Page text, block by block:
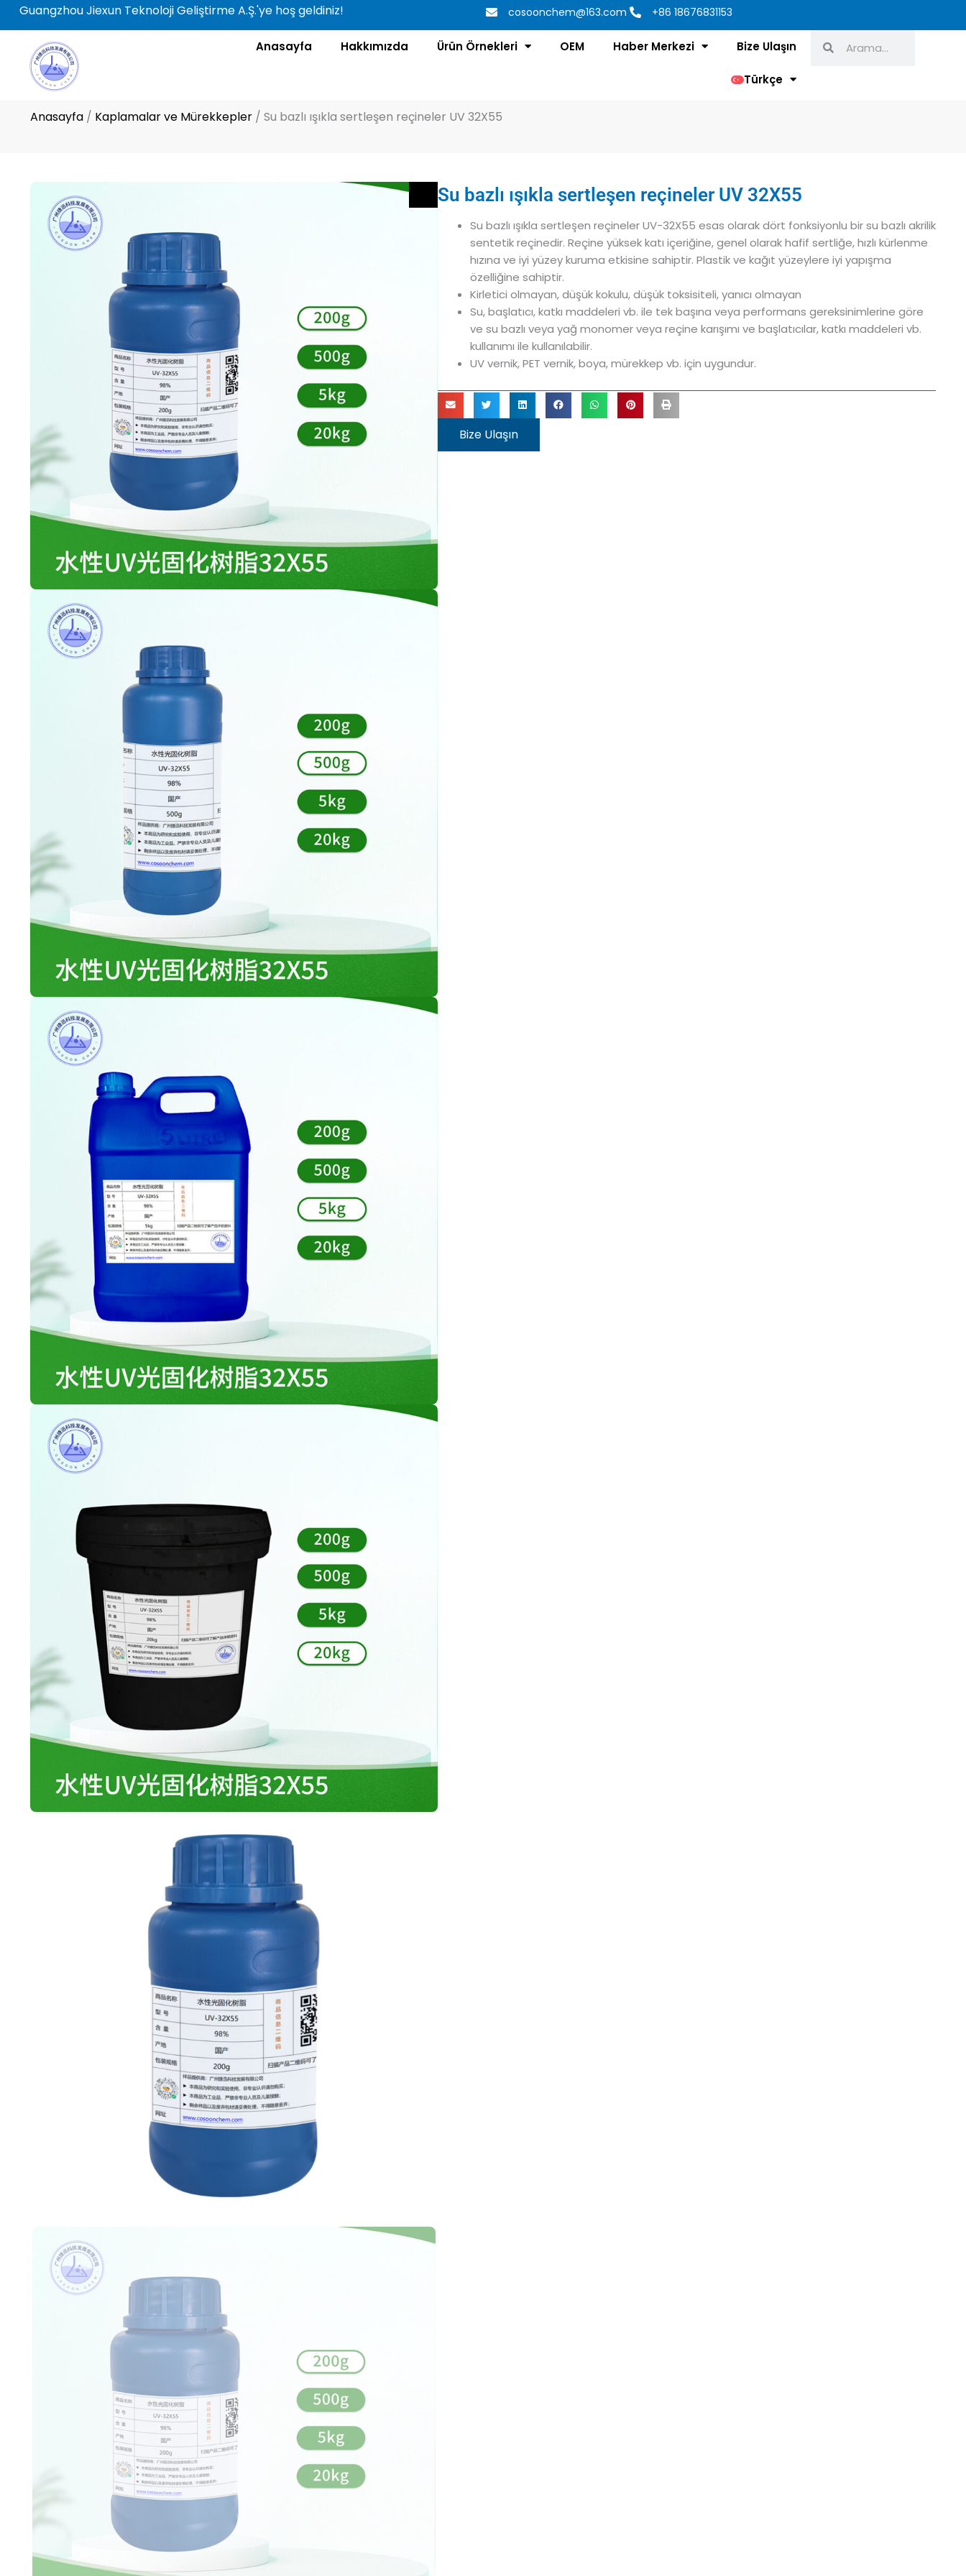
İçeriğeGuangzhou Jiexun Teknoloji Geliştirme A.Ş.'ye hoş geldiniz! cosoonchem@163.com +86 18676831153
Anasayfa Hakkımızda Ürün Örnekleri OEM Haber Merkezi Bize Ulaşın
Türkçe
Anasayfa / Kaplamalar ve Mürekkepler / Su bazlı ışıkla sertleşen reçineler UV 32X55
Su bazlı ışıkla sertleşen reçineler UV 32X55
Su bazlı ışıkla sertleşen reçineler UV-32X55 esas olarak dört fonksiyonlu bir su bazlı akrilik
sentetik reçinedir. Reçine yüksek katı içeriğine, genel olarak hafif sertliğe, hızlı kürlenme
hızına ve iyi yüzey kuruma etkisine sahiptir. Plastik ve kağıt yüzeylere iyi yapışma
özelliğine sahiptir.
Kirletici olmayan, düşük kokulu, düşük toksisiteli, yanıcı olmayan
Su, başlatıcı, katkı maddeleri vb. ile tek başına veya performans gereksinimlerine göre
ve su bazlı veya yağ monomer veya reçine karışımı ve başlatıcılar, katkı maddeleri vb.
kullanımı ile kullanılabilir.
UV vernik, PET vernik, boya, mürekkep vb. için uygundur.
Bize Ulaşın